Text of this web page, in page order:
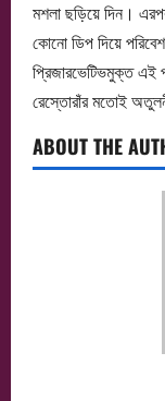
মশলা ছড়িয়ে দিন।
কোনো ডিপ দিয়ে
প্রিজারভেটিভমুক্ত এই
রেস্তোরাঁর মতোই
ABOUT THE